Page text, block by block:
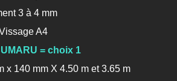
3 à 4 mm
A4
= choix 1
x 140 mm X 4.50 m et 3.65 m